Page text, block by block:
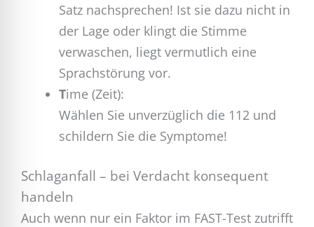
Satz nachsprechen! Ist sie dazu nicht in
der Lage oder klingt die Stimme
verwaschen, liegt vermutlich eine
Sprachstörung vor.
Time (Zeit):
Wählen Sie unverzüglich die 112 und
schildern Sie die Symptome!
Schlaganfall – bei Verdacht konsequent
handeln
Auch wenn nur ein Faktor im FAST-Test zutrifft